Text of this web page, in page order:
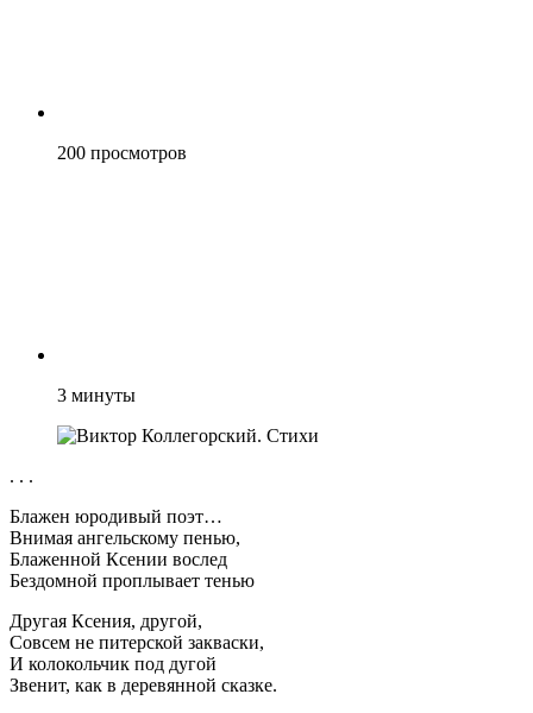
200 просмотров
3 минуты
. . .
Блажен юродивый поэт…
Внимая ангельскому пенью,
Блаженной Ксении вослед
Бездомной проплывает тенью
Другая Ксения, другой,
Совсем не питерской закваски,
И колокольчик под дугой
Звенит, как в деревянной сказке.